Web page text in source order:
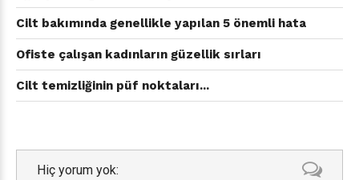
Cilt bakımında genellikle yapılan 5 önemli hata
Ofiste çalışan kadınların güzellik sırları
Cilt temizliğinin püf noktaları...
Hiç yorum yok: